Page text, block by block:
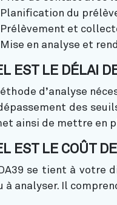
Planification du
Prélèvement et
Mise en analyse et
EST LE DÉLAI
d’analyse
des
ainsi de mettre en
EST LE COÛT
se tient à votre
à analyser. Il